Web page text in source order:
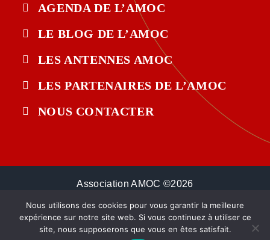
AGENDA DE L’AMOC
LE BLOG DE L’AMOC
LES ANTENNES AMOC
LES PARTENAIRES DE L’AMOC
NOUS CONTACTER
Association AMOC ©2026
Mentions Légales
Politique de Confidentialité
Réalisation / Conception :
Reg Agency
Nous utilisons des cookies pour vous garantir la meilleure
expérience sur notre site web. Si vous continuez à utiliser ce
site, nous supposerons que vous en êtes satisfait.